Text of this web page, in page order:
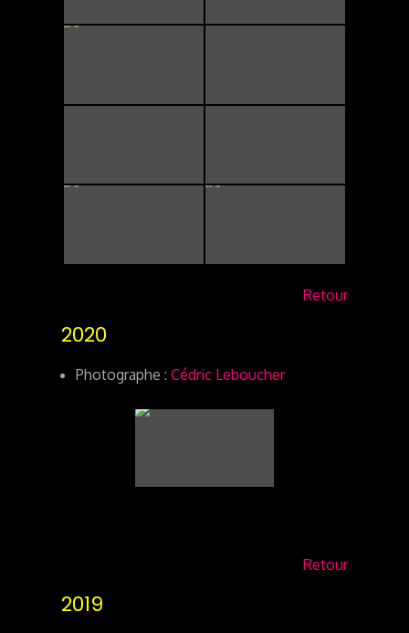
Retour
2020
Photographe :Cédric Leboucher
Retour
2019